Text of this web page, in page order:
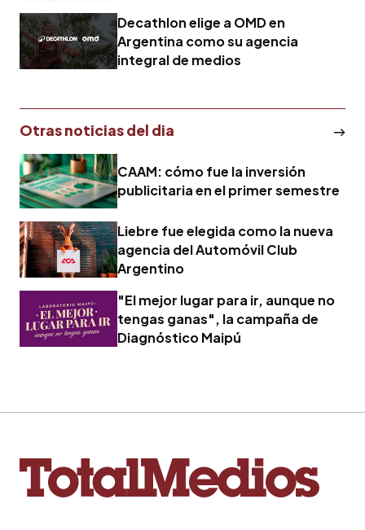
Decathlon elige a OMD en
Argentina como su agencia
integral de medios
Otras noticias del dia
CAAM: cómo fue la inversión
publicitaria en el primer semestre
Liebre fue elegida como la nueva
agencia del Automóvil Club
Argentino
"El mejor lugar para ir, aunque no
tengas ganas", la campaña de
Diagnóstico Maipú